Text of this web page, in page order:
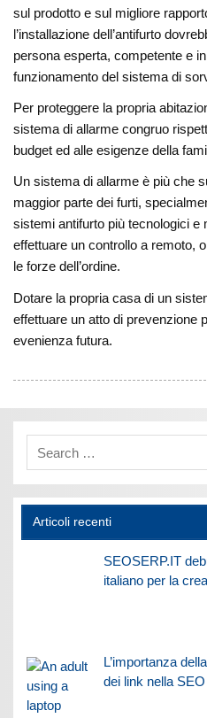
sul prodotto e sul migliore
l’installazione dell’antifurto
persona esperta, competente e
funzionamento del sistema di
Per proteggere la propria
sistema di allarme congruo
budget ed alle esigenze della
Un sistema di allarme è più che
maggior parte dei furti,
sistemi antifurto più tecnologici e
effettuare un controllo a remoto,
le forze dell’ordine.
Dotare la propria casa di un
effettuare un atto di prevenzione
evenienza futura.
Articoli recenti
SEOSERP.IT
italiano per la
L’importanza
dei link nella